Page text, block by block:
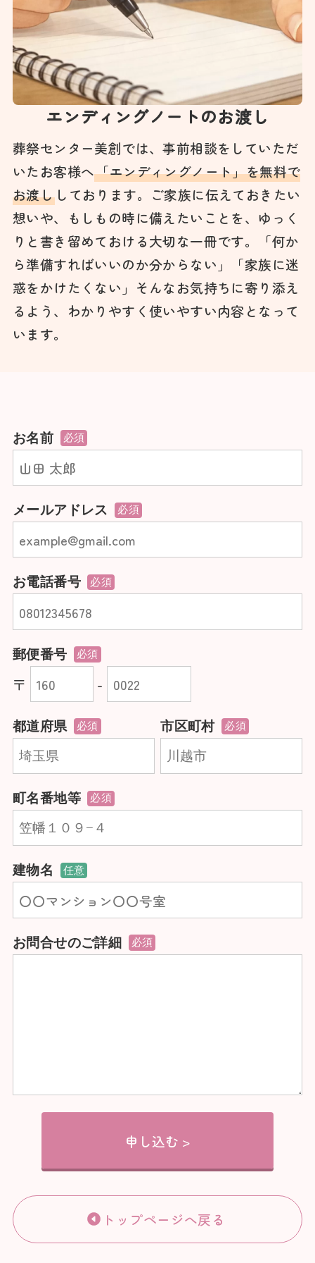
エンディングノートのお渡し
葬祭センター美創では、事前相談をしていただ
いたお客様へ「エンディングノート」を無料で
お渡し しております。ご家族に伝えておきたい
想いや、もしもの時に備えたいことを、ゆっく
りと書き留めておける大切な一冊です。「何か
ら準備すればいいのか分からない」「家族に迷
惑をかけたくない」そんなお気持ちに寄り添え
るよう、わかりやすく使いやすい内容となって
います。
お名前 必須
メールアドレス 必須
お電話番号 必須
郵便番号 必須
〒 -
都道府県 必須 市区町村 必須
町名番地等 必須
建物名 任意
お問合せのご詳細 必須
トップページへ戻る